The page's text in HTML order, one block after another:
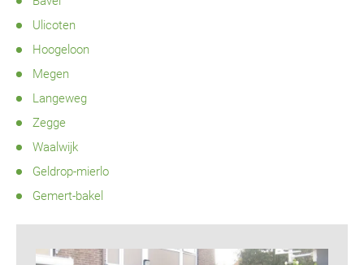
Ulicoten
Hoogeloon
Megen
Langeweg
Zegge
Waalwijk
Geldrop-mierlo
Gemert-bakel